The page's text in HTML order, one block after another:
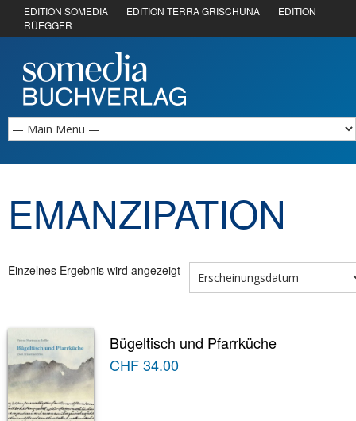
EDITION SOMEDIA EDITION TERRA GRISCHUNA
EDITION
RÜEGGER
EMANZIPATION
Einzelnes Ergebnis wird angezeigt
Bügeltisch und Pfarrküche
CHF34.00